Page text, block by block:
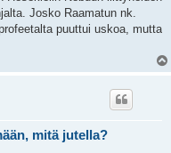
Josko Raamatun nk.
puuttui uskoa, mutta
mitä jutella?